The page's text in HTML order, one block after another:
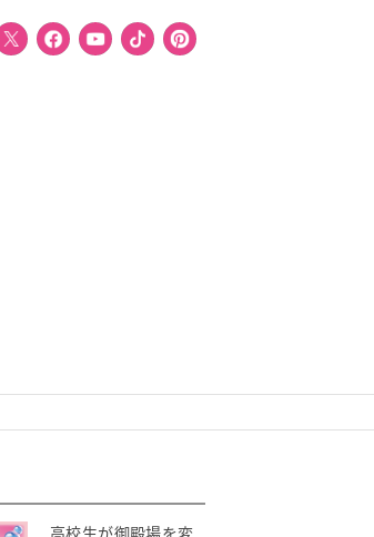
高校生が御殿場を変